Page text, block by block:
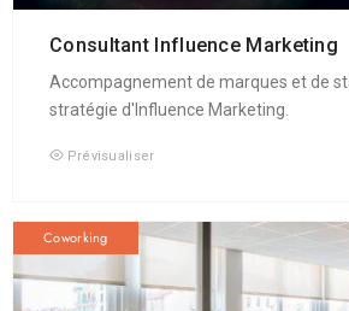
Consultant Influence Marketing
Accompagnement de marques et de
stratégie d'Influence Marketing.
Prévisualiser
Coworking